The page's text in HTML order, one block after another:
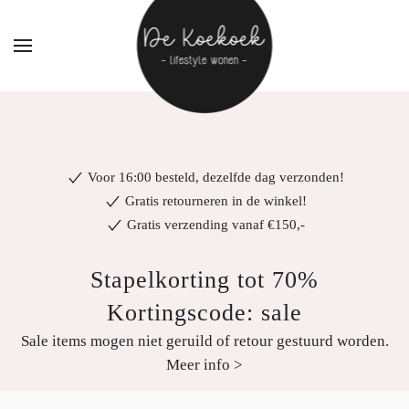
Voor 16:00 besteld, dezelfde dag verzonden!
Gratis retourneren in de winkel!
Gratis verzending vanaf €150,-
Stapelkorting tot 70%
Kortingscode: sale
Sale items mogen niet geruild of retour gestuurd worden.
Meer info >